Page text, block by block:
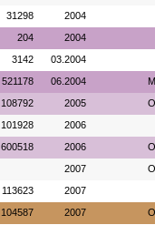
31298 2004
204 2004
3142 03.2004
521178 06.2004
108792 2005
101928 2006
600518 2006
2007
113623 2007
104587 2007